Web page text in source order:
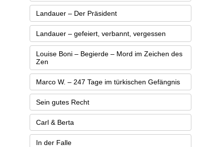
Landauer – Der Präsident
Landauer – gefeiert, verbannt, vergessen
Louise Boni – Begierde – Mord im Zeichen des
Zen
Marco W. – 247 Tage im türkischen Gefängnis
Sein gutes Recht
Carl & Berta
In der Falle